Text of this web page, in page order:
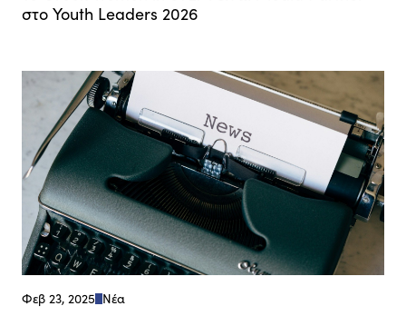
στο Youth Leaders 2026
Φεβ 23, 2025 Νέα